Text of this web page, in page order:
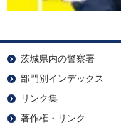
茨城県内の警察署
部門別インデックス
リンク集
著作権・リンク